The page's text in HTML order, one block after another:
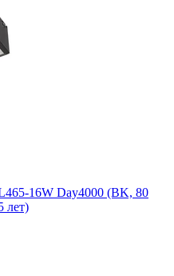
16W Day4000 (BK, 80
лет)